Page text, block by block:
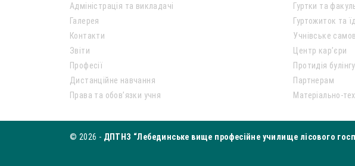
Адміністрація та викладачі
Галерея
Контакти
Звіти
Професії
Дистанційне навчання
Права та обов’язки учня
Гуртки та
Гуртожиток та
Учнівське
Центр кар’єри
Протидія булінгу
Партнерам
Матеріально-
© 2026 - ДПТНЗ “Лебединське вище професійне училище лісового